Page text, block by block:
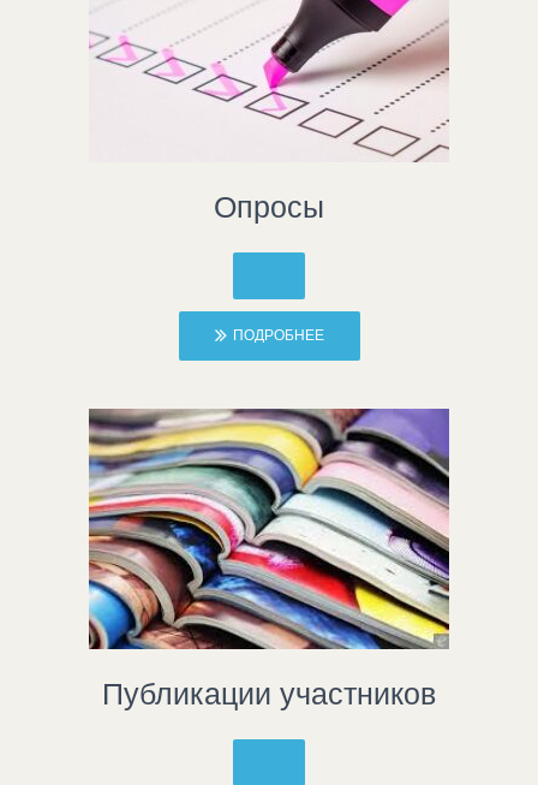
Опросы
ПОДРОБНЕЕ
Публикации участников